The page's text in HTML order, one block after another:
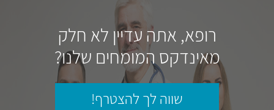
רופא, אתה עדיין לא חלק
מאינדקס המומחים שלנו?
שווה לך להצטרף!